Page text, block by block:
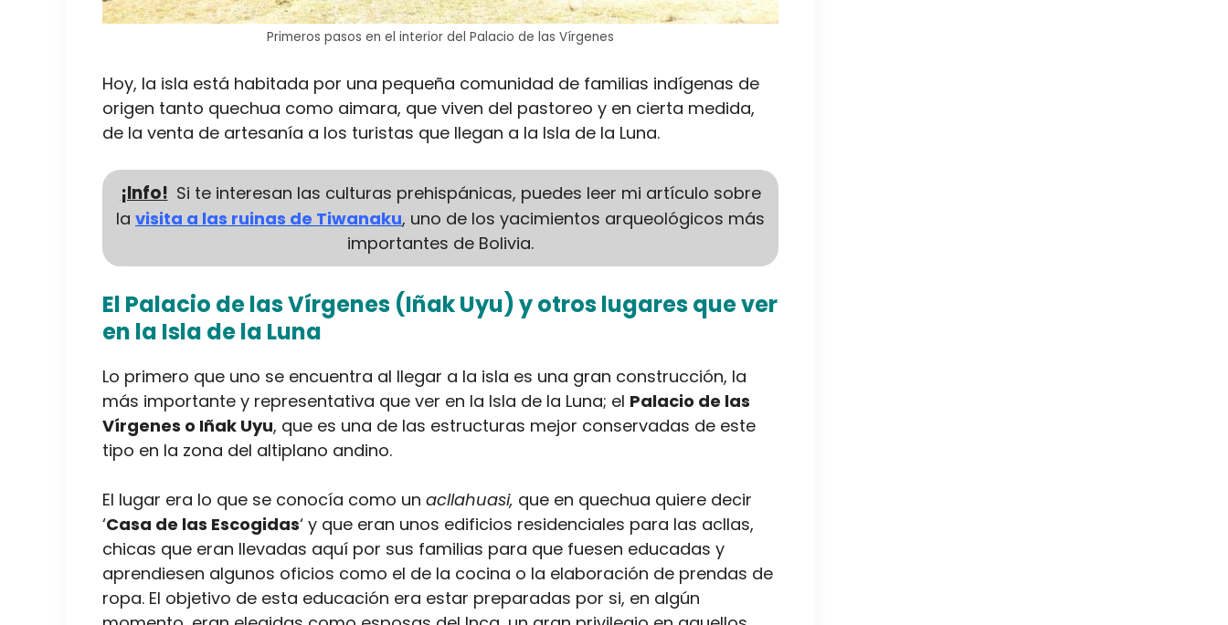
Primeros pasos en el interior del Palacio de las Vírgenes
Hoy, la isla está habitada por una pequeña comunidad de familias indígenas de
origen tanto quechua como aimara, que viven del pastoreo y en cierta medida,
de la venta de artesanía a los turistas que llegan a la Isla de la Luna.
¡Info! Si te interesan las culturas prehispánicas, puedes leer mi artículo sobre
la visita a las ruinas de Tiwanaku, uno de los yacimientos arqueológicos más
importantes de Bolivia.
El Palacio de las Vírgenes (Iñak Uyu) y otros lugares que ver
en la Isla de la Luna
Lo primero que uno se encuentra al llegar a la isla es una gran construcción, la
más importante y representativa que ver en la Isla de la Luna; el Palacio de las
Vírgenes o Iñak Uyu, que es una de las estructuras mejor conservadas de este
tipo en la zona del altiplano andino.
El lugar era lo que se conocía como un acllahuasi, que en quechua quiere decir
‘Casa de las Escogidas‘ y que eran unos edificios residenciales para las acllas,
chicas que eran llevadas aquí por sus familias para que fuesen educadas y
aprendiesen algunos oficios como el de la cocina o la elaboración de prendas de
ropa. El objetivo de esta educación era estar preparadas por si, en algún